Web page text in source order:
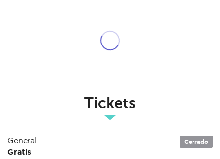
Tickets
General
Gratis
Cerrado